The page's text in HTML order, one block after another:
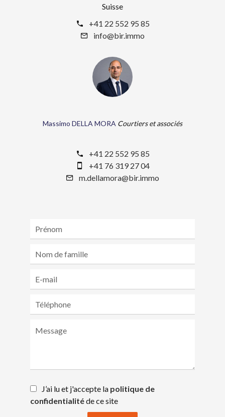
Suisse
+41 22 552 95 85
info@bir.immo
Massimo DELLA MORA Courtiers et associés
+41 22 552 95 85
+41 76 319 27 04
m.dellamora@bir.immo
J’ai lu et j'accepte la politique de
confidentialitéde ce site